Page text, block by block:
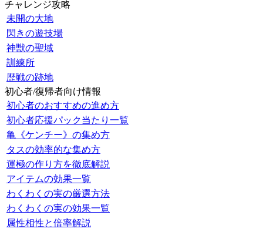
チャレンジ攻略
未開の大地
閃きの遊技場
神獣の聖域
訓練所
歴戦の跡地
初心者/復帰者向け情報
初心者のおすすめの進め方
初心者応援パック当たり一覧
亀《ケンチー》の集め方
タスの効率的な集め方
運極の作り方を徹底解説
アイテムの効果一覧
わくわくの実の厳選方法
わくわくの実の効果一覧
属性相性と倍率解説